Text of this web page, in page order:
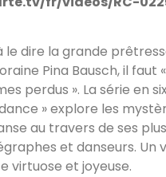
le dire la grande
Pina Bausch, il faut
perdus ». La série en six
» explore les
au travers de ses
et danseurs. Un
virtuose et joyeuse.